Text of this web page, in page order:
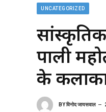
UNCATEGORIZED
सांस्कृतिक
पाली
के
BYविनोद जायसवाल